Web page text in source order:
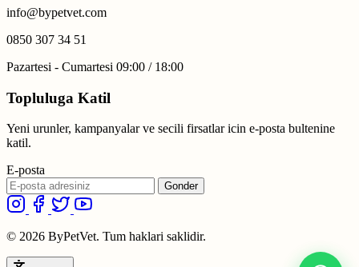
info@bypetvet.com
0850 307 34 51
Pazartesi - Cumartesi 09:00 / 18:00
Topluluga Katil
Yeni urunler, kampanyalar ve secili firsatlar icin e-posta bultenine
katil.
E-posta
Gonder
© 2026 ByPetVet. Tum haklari saklidir.